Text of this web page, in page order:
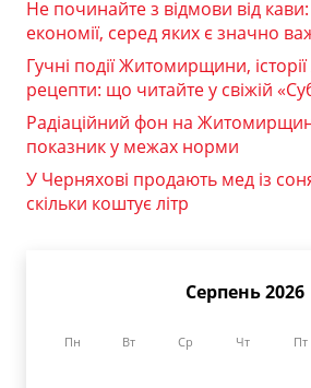
Не починайте з відмови від
економії, серед яких є значно
Гучні події Житомирщини,
рецепти: що читайте у свіжій
Радіаційний фон на
показник у межах норми
У Черняхові продають мед із
скільки коштує літр
Серпень 2026
Пн Вт Ср Чт Пт